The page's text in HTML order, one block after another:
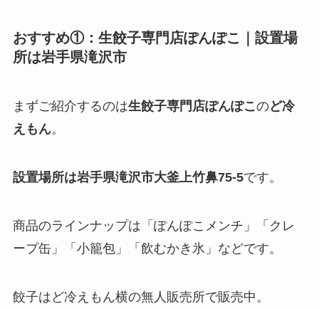
おすすめ①：生餃子専門店ぽんぽこ｜設置場
所は岩手県滝沢市
まずご紹介するのは生餃子専門店ぽんぽこのど冷
えもん。
設置場所は岩手県滝沢市大釜上竹鼻75-5です。
商品のラインナップは「ぽんぽこメンチ」「クレ
ープ缶」「小籠包」「飲むかき氷」などです。
餃子はど冷えもん横の無人販売所で販売中。